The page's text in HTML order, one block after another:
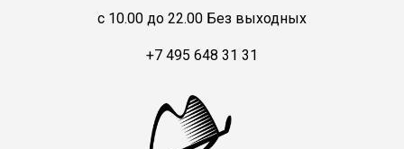
c 10.00 до 22.00 Без выходных
+7 495 648 31 31